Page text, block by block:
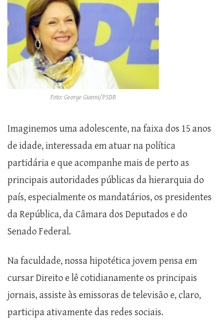
Foto: George Gianni/PSDB
Imaginemos uma adolescente, na faixa dos 15 anos
de idade, interessada em atuar na política
partidária e que acompanhe mais de perto as
principais autoridades públicas da hierarquia do
país, especialmente os mandatários, os presidentes
da República, da Câmara dos Deputados e do
Senado Federal.
Na faculdade, nossa hipotética jovem pensa em
cursar Direito e lê cotidianamente os principais
jornais, assiste às emissoras de televisão e, claro,
participa ativamente das redes sociais.